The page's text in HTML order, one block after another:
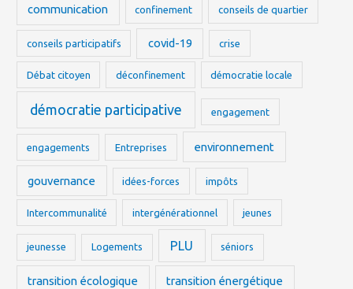
communication confinement conseils de quartier
conseils participatifs covid-19 crise
Débat citoyen déconfinement démocratie locale
démocratie participative engagement
engagements Entreprises environnement
gouvernance idées-forces impôts
Intercommunalité intergénérationnel jeunes
jeunesse Logements PLU séniors
transition écologique transition énergétique